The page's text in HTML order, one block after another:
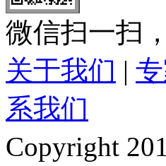
微信扫一扫
关于我们 |
系我们
Copyright